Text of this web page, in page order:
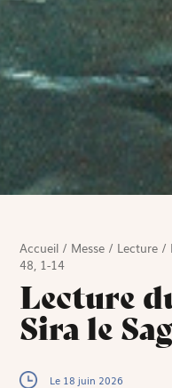
Accueil / Messe / Lecture /
48, 1-14
Lecture
Sira le
Le 18 juin 2026